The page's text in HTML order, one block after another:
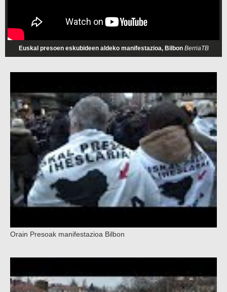
Euskal presoen eskubideen aldeko manifestazioa, Bilbon BerriaTB
Orain Presoak manifestazioa Bilbon